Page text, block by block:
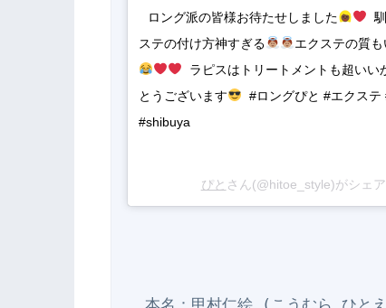
ロング派の皆様お待たせしました
ステの付け方神すぎる
エクステの質
ラピスはトリートメントも超い
とうございます
#ロングぴと #エクス
#shibuya
ぴと さん(@hitoe_style)がシェ
  本名：甲村仁絵 (こうむら ひとえ)